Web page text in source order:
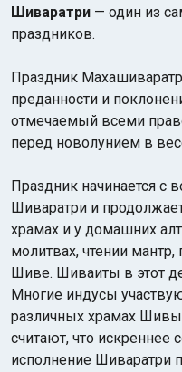
Шиваратри — один из
праздников.
Праздник
преданности и
отмечаемый всеми
перед новолунием в
Праздник начинается с
Шиваратри и
храмах и у домашних
молитвах, чтении
Шиве. Шиваиты в этот
Многие индусы
различных храмах
считают, что искреннее
исполнение Шиваратри